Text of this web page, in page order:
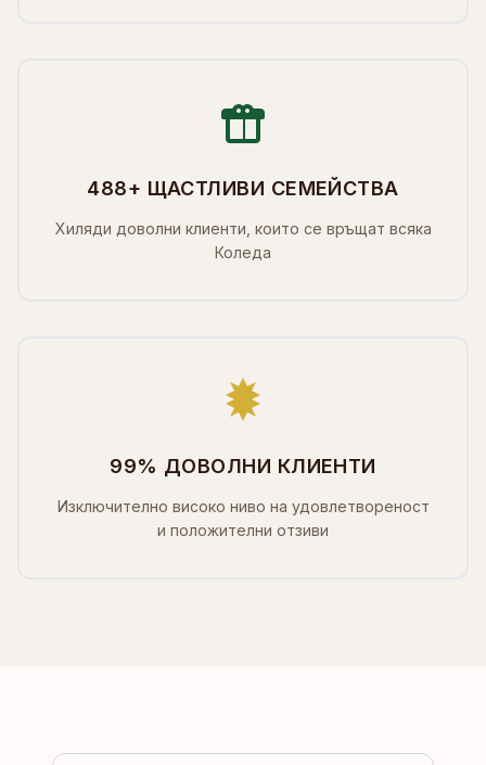
488+ ЩАСТЛИВИ СЕМЕЙСТВА
Хиляди доволни клиенти, които се връщат всяка
Коледа
99% ДОВОЛНИ КЛИЕНТИ
Изключително високо ниво на удовлетвореност
и положителни отзиви